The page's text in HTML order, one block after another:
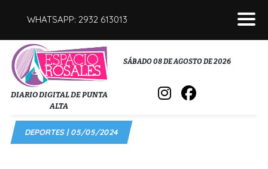
WHATSAPP: 2932 613013
POLICIALES
INTERÉS GENERAL
DEPORTES
DIARIO DIGITAL DE PUNTA
ALTA
SÁBADO 08 DE AGOSTO DE 2026
DEPORTES | 05/05/2024